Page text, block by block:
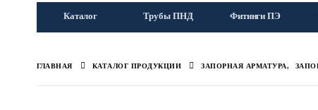
Каталог Трубы ПНД Фитинги ПЭ
ГЛАВНАЯ КАТАЛОГ ПРОДУКЦИИ ЗАПОРНАЯ АРМАТУРА,